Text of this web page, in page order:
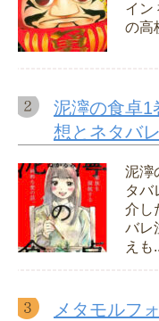
イン
の高
泥濘の食卓1
想とネタバ
泥濘
タバ
介し
バレ
えも
メタモルフ